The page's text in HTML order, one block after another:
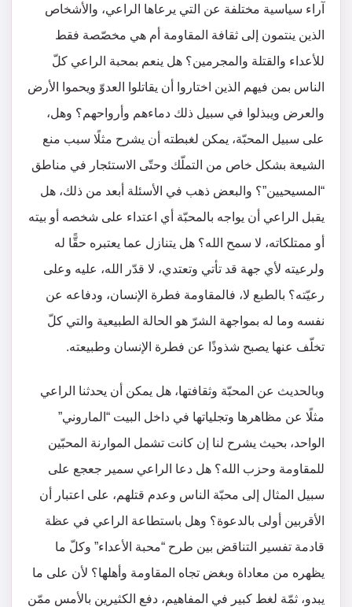
آراء سياسية مختلفة عن التي يرعاها الراعي، والأشخاص
الذين ينتمون إلى ثقافة المقاومة أم هي مخصّصة فقط
للأعداء والقتلة والمجرمين؟ هل ينعم بمحبة الراعي كلّ
الناس بمن فيهم الذين اختاروا أن يقاتلوا العدوّ ويحموا الأرض
والعرض ويبذلوا في سبيل ذلك دماءهم وأرواحهم؟ وهل،
على سبيل المحبّة، يمكن لغبطته أن يشرح مثلًا سبب منع
الشيعة بشكل خاص من التملّك وحتّى الاستئجار في مناطق
“المسيحيين”؟ والبعض ذهب في الأسئلة أبعد من ذلك، هل
يقبل الراعي أن يواجه بالمحبّة أي اعتداء على شخصه أو بيته
أو ممتلكاته، لا سمح الله؟ هل يتنازل عما يعتبره حقًّا له
ولرعيته لأي جهة قد تأتي وتعتدي، لا قدّر الله، عليه وعلى
رعيّته؟ بالطبع لا، فالمقاومة فطرة الإنسان، ودفاعه عن
نفسه وما له بمواجهة الشرّ هو الحالة الطبيعية والتي كلّ
تخلّف عنها يصبح شذوذًا عن فطرة الإنسان وطبيعته.
وبالحديث عن المحبّة وثقافتها، هل يمكن أن يحدثنا الراعي
مثلًا عن مظاهرها وتجلياتها في داخل البيت “الماروني”
الواحد، بحيث يشرح لنا إن كانت تشمل الموارنة المحبّين
للمقاومة وحزب الله؟ هل دعا الراعي سمير جعجع على
سبيل المثال إلى محبّة الناس وعدم قتلهم، على اعتبار أن
الأقربين أولى بالدعوة؟ وهل باستطاعة الراعي في عظة
قادمة تفسير التناقض بين طرح “محبة الأعداء” وكلّ ما
يظهره من معاداة وبغض تجاه المقاومة وأهلها؟ لأن على ما
يبدو، ثمّة لغط كبير في المفاهيم، دفع الكثيرين بالأمس ممّن